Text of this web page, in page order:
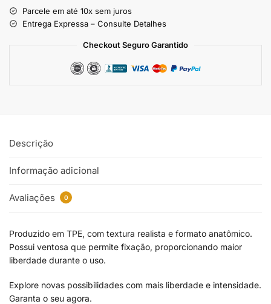
Parcele em até 10x sem juros
Entrega Expressa – Consulte Detalhes
Checkout Seguro Garantido
Descrição
Informação adicional
Avaliações 0
Produzido em TPE, com textura realista e formato anatômico.
Possui ventosa que permite fixação, proporcionando maior
liberdade durante o uso.
Explore novas possibilidades com mais liberdade e intensidade.
Garanta o seu agora.